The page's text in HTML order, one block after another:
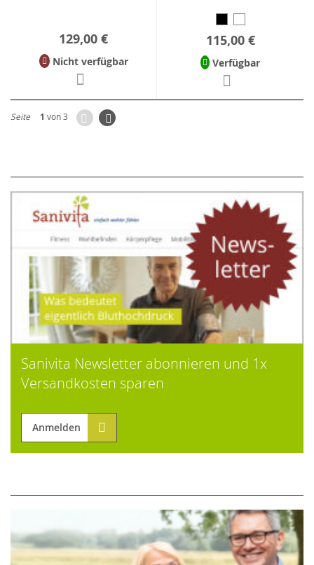
129,00 €
Nicht verfügbar
115,00 €
Verfügbar
Seite 1 von 3 ZurückSeite
Weiter
Sanivita Newsletter abonnieren und 1x
Versandkosten sparen
Anmelden